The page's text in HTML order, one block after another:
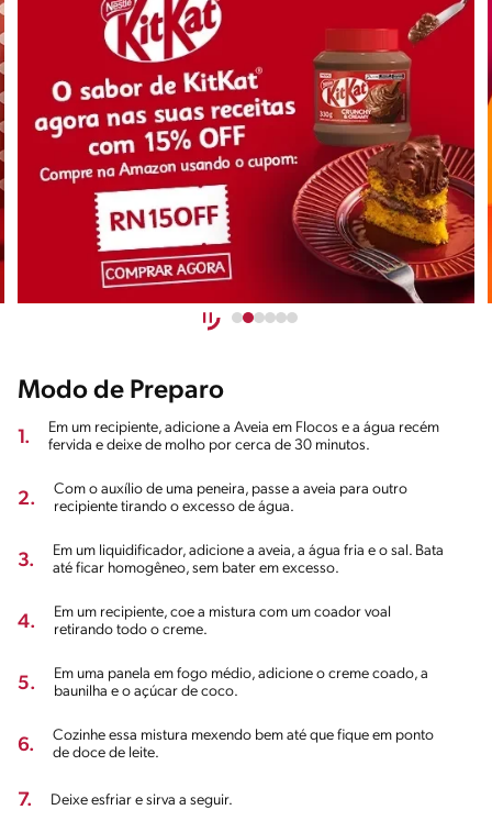
Modo de Preparo
1.
Em um recipiente, adicione a Aveia em Flocos e a água recém
fervida e deixe de molho por cerca de 30 minutos.
2.
Com o auxílio de uma peneira, passe a aveia para outro
recipiente tirando o excesso de água.
3.
Em um liquidificador, adicione a aveia, a água fria e o sal. Bata
até ficar homogêneo, sem bater em excesso.
4.
Em um recipiente, coe a mistura com um coador voal
retirando todo o creme.
5.
Em uma panela em fogo médio, adicione o creme coado, a
baunilha e o açúcar de coco.
6.
Cozinhe essa mistura mexendo bem até que fique em ponto
de doce de leite.
7. Deixe esfriar e sirva a seguir.